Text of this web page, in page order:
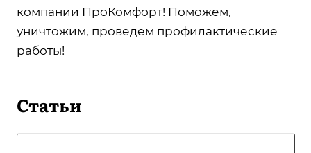
компании ПроКомфорт! Поможем,
уничтожим, проведем профилактические
работы!
Статьи